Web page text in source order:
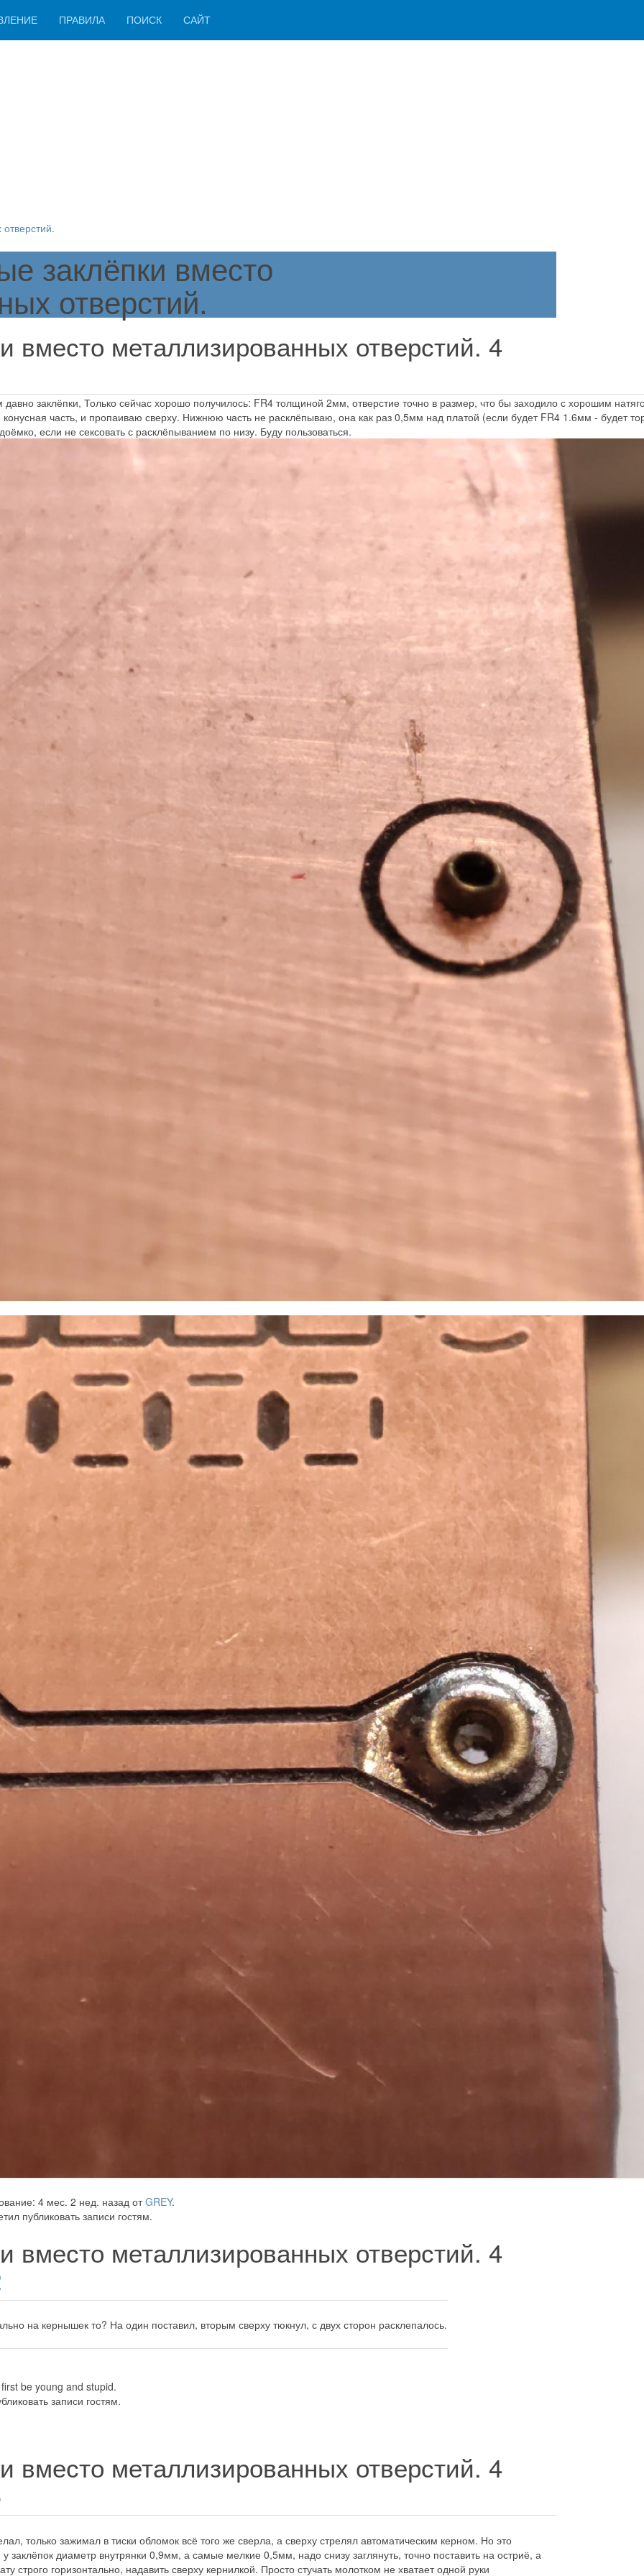
ПРАВИЛА ПОИСК САЙТ
заклёпки вместо
отверстий.
вместо металлизированных отверстий. 4
заклёпки, Только сейчас хорошо получилось: FR4 толщиной 2мм, отверстие точно в размер, что бы заходило с хорошим
часть, и пропаиваю сверху. Нижнюю часть не расклёпываю, она как раз 0,5мм над платой (если будет FR4 1.6мм - будет
если не сексовать с расклёпыванием по низу. Буду пользоваться.
4 мес. 2 нед. назад отGREY.
публиковать записи гостям.
вместо металлизированных отверстий. 4
на кернышек то? На один поставил, вторым сверху тюкнул, с двух сторон расклепалось.
be young and stupid.
записи гостям.
вместо металлизированных отверстий. 4
только зажимал в тиски обломок всё того же сверла, а сверху стрелял автоматическим керном. Но это
заклёпок диаметр внутрянки 0,9мм, а самые мелкие 0,5мм, надо снизу заглянуть, точно поставить на остриё, а
строго горизонтально, надавить сверху кернилкой. Просто стучать молотком не хватает одной руки